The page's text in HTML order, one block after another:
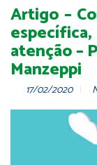
Artigo –
atenção –
Manzeppi
17/02/2020